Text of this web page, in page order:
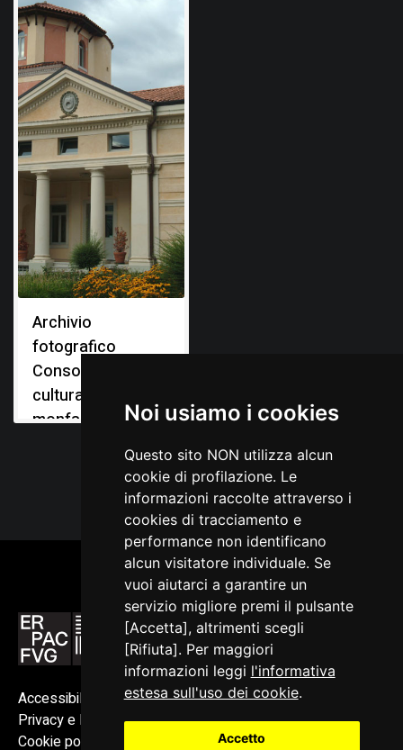
Noi usiamo i cookies
Questo sito NON utilizza alcun
cookie di profilazione. Le
informazioni raccolte attraverso i
cookies di tracciamento e
performance non identificano
alcun visitatore individuale. Se
vuoi aiutarci a garantire un
servizio migliore premi il pulsante
[Accetta], altrimenti scegli
[Rifiuta]. Per maggiori
informazioni leggi l'informativa
estesa sull'uso dei cookie.
Accetto
Archivio
fotografico
Consorzio
culturale del
monfalconese
Accessibilità
Privacy e Note legali
Cookie policy